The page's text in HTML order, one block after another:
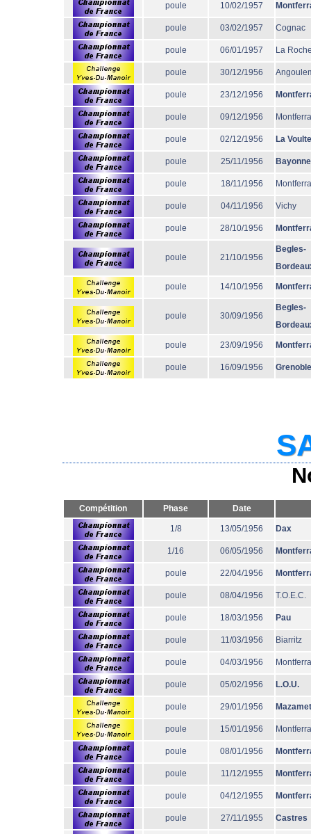
poule 10/02/1957
poule 03/02/1957 Cognac
poule 06/01/1957 La
poule 30/12/1956
poule 23/12/1956
poule 09/12/1956
poule 02/12/1956 La Voulte
poule 25/11/1956 Bayonne
poule 18/11/1956
poule 04/11/1956 Vichy
poule 28/10/1956
poule 21/10/1956
Begles-
poule 14/10/1956
poule 30/09/1956
Begles-
poule 23/09/1956
poule 16/09/1956 Grenoble
Compétition Phase Date
1/8 13/05/1956 Dax
1/16 06/05/1956
poule 22/04/1956
poule 08/04/1956 T.O.E.C.
poule 18/03/1956 Pau
poule 11/03/1956 Biarritz
poule 04/03/1956
poule 05/02/1956 L.O.U.
poule 29/01/1956 Mazamet
poule 15/01/1956
poule 08/01/1956
poule 11/12/1955
poule 04/12/1955
poule 27/11/1955 Castres